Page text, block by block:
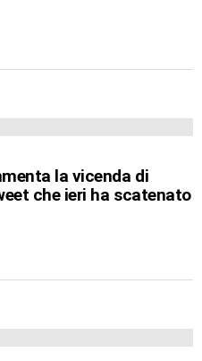
la vicenda di
che ieri ha scatenato